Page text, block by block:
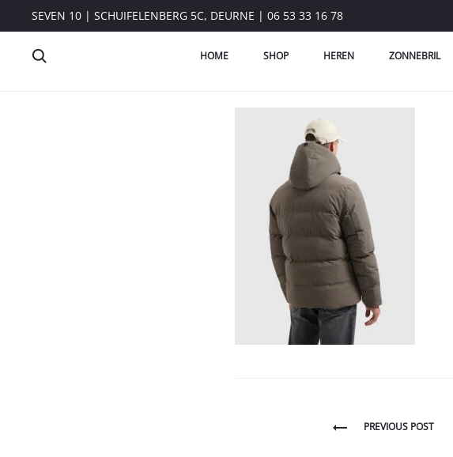
SEVEN 10 | SCHUIFELENBERG 5C, DEURNE | 06 53 33 16 78
HOME SHOP HEREN ZONNEBRIL
PREVIOUS POST